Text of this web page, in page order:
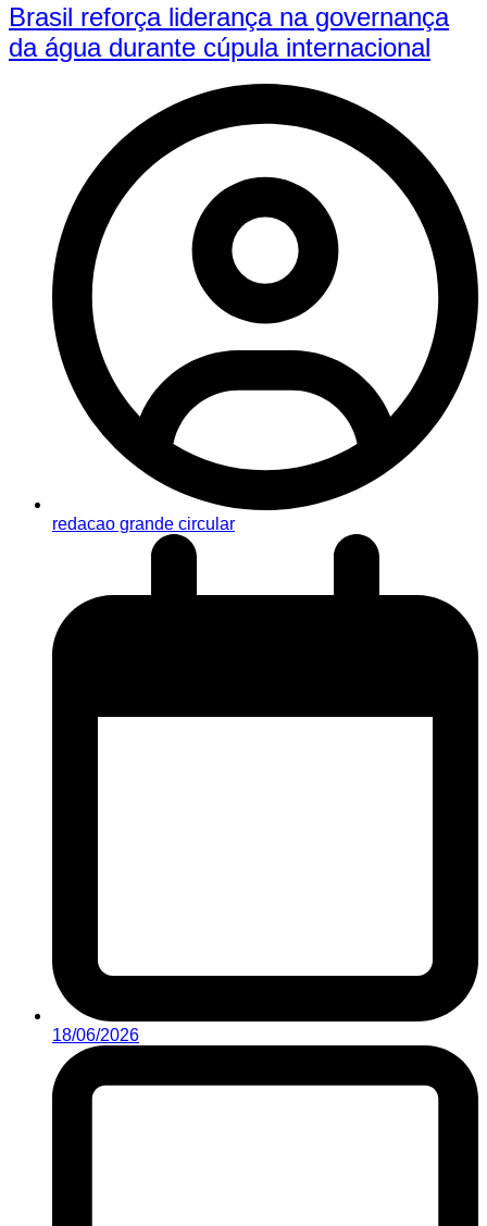
Brasil reforça liderança na governança
da água durante cúpula internacional
redacao grande circular
18/06/2026